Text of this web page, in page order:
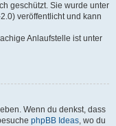
geschützt. Sie wurde unter
veröffentlicht und kann
Anlaufstelle ist unter
Wenn du denkst, dass
phpBB Ideas, wo du